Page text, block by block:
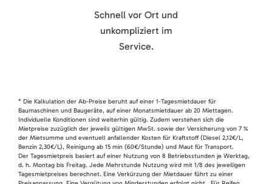
Schnell vor Ort und
unkompliziert im
Service.
* Die Kalkulation der Ab-Preise beruht auf einer 1-Tagesmietdauer für
Baumaschinen und Baugeräte, auf einer Monatsmietdauer ab 20 Miettagen.
Individuelle Konditionen sind weiterhin gültig. Zudem verstehen sich die
Mietpreise zuzüglich der jeweils gültigen MwSt. sowie der Versicherung von 7 %
der Mietsumme und eventuell anfallender Kosten für Kraftstoff (Diesel 2,12€/L,
Benzin 2,30€/L), Reinigung ab 15 min (60€/Stunde) und Maut für Transport.
Der Tagesmietpreis basiert auf einer Nutzung von 8 Betriebsstunden je Werktag,
d. h. Montag bis Freitag. Jede Mehrstunde Nutzung wird mit 1/8 des jeweiligen
Tagesmietpreises berechnet. Eine Verkürzung der Mietdauer führt zu einer